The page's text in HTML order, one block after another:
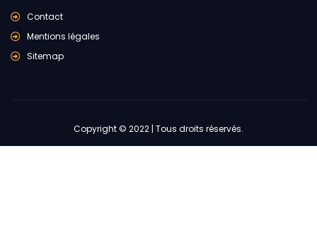
Contact
Mentions légales
Sitemap
Copyright © 2022 | Tous droits réservés.